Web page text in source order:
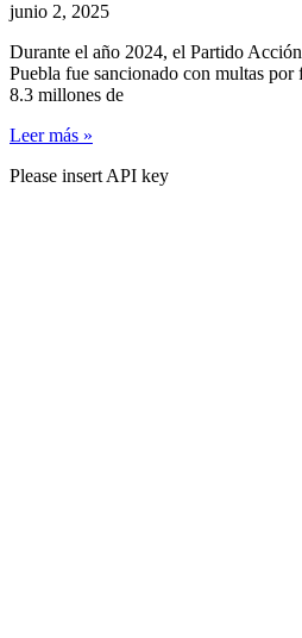
junio 2, 2025
Durante el año 2024, el Partido
Puebla fue sancionado con multas por
8.3 millones de
Leer más »
Please insert API key